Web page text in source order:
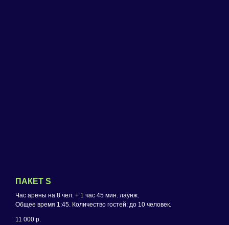
ПАКЕТ S
Час арены на 8 чел. + 1 час 45 мин. лаунж.
Общее время 1:45. Количество гостей: до 10 человек.
11 000 р.